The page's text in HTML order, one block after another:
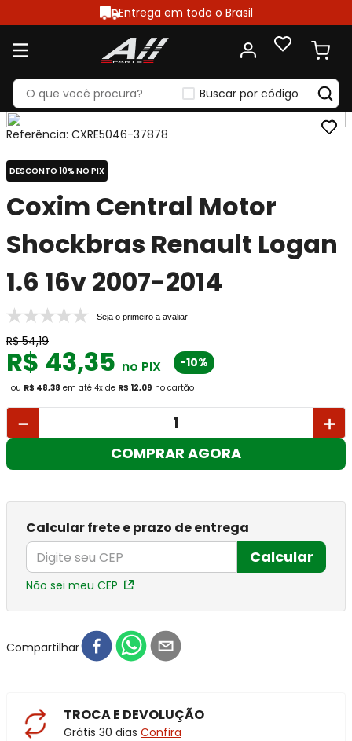
Entrega em todo o Brasil
Buscar por código
Referência: CXRE5046-37878
DESCONTO 10% NO PIX
Coxim Central Motor
Shockbras Renault Logan
1.6 16v 2007-2014
Seja o primeiro a avaliar
R$ 54,19
R$ 43,35 no PIX -10%
ou R$ 48,38 em até 4x de R$ 12,09 no cartão
＋
－
COMPRAR AGORA
Calcular frete e prazo de entrega
Calcular
Não sei meu CEP
Compartilhar
TROCA E DEVOLUÇÃO
Grátis 30 dias Confira